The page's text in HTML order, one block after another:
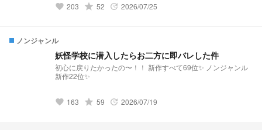
┈┈┈┈┈┈┈┈┈┈┈┈┈┈┈┈┈┈┈┈┈┈ リアル的な
favorite 203 grade 52 update 2026/07/25
ノンジャンル
妖怪学校に潜入したらお二方に即バレした件
初心に戻りたかったの〜！！ 新作すべて69位✨ ノンジャンル
新作22位✨
favorite 163 grade 59 update 2026/07/19